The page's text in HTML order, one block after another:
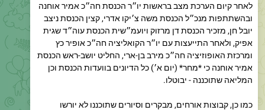
יובל חן, מזכיר הכנסת דן מרזוק ויועמ״שית הכנסת עוה״ד שגית
אפיק, ולאחר התייעצות עם יו״ר הקואליציה חה״כ אופיר כץ
ומרכזת האופוזיציה חה״כ מירב בן-ארי, החליט יושב-ראש הכנסת
אמיר אוחנה כי *מחר* (יום א׳) כל הדיונים בוועדות הכנסת וכן
המליאה שתוכננה - יבוטלו.
כמו כן, קבוצות אורחים, מבקרים וסיורים שתוכננו לא יורשו